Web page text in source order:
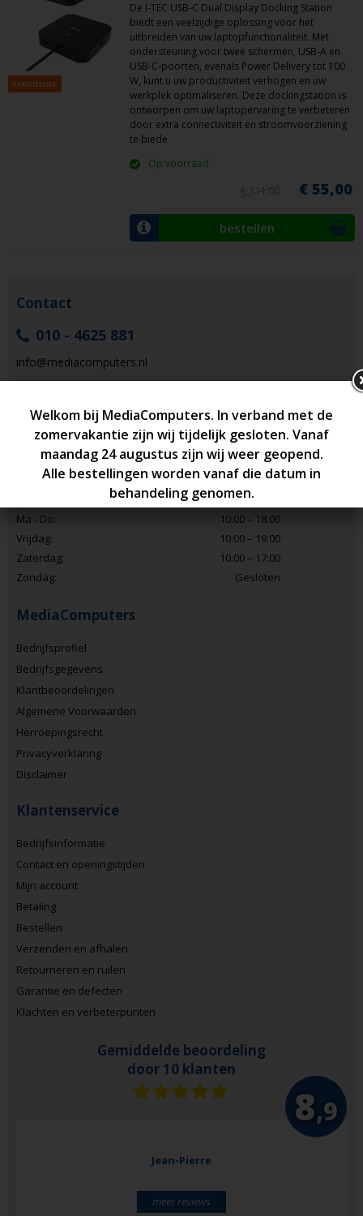
AANBIEDING
De I-TEC USB-C Dual Display Docking Station
biedt een veelzijdige oplossing voor het
uitbreiden van uw laptopfunctionaliteit. Met
ondersteuning voor twee schermen, USB-A en
USB-C-poorten, evenals Power Delivery tot 100
W, kunt u uw productiviteit verhogen en uw
werkplek optimaliseren. Deze dockingstation is
ontworpen om uw laptopervaring te verbeteren
door extra connectiviteit en stroomvoorziening
te biede
Op voorraad
€ 55,00
bestellen
Contact
010 - 4625 881
info@mediacomputers.nl
MediaComputers
Schiedamseweg 147-A
3026 AJ Rotterdam
Ma - Do:
10:00 – 18:00
Vrijdag:
10:00 – 19:00
Zaterdag:
10:00 – 17:00
Zondag:
Gesloten
MediaComputers
Bedrijfsprofiel
Bedrijfsgegevens
Klantbeoordelingen
Algemene Voorwaarden
Herroepingsrecht
Privacyverklaring
Disclaimer
Klantenservice
Bedrijfsinformatie
Contact en openingstijden
Mijn account
Betaling
Bestellen
Verzenden en afhalen
Retourneren en ruilen
Garantie en defecten
Klachten en verbeterpunten
Gemiddelde beoordeling
door 10 klanten
8,9
Jean-Pierre
meer reviews